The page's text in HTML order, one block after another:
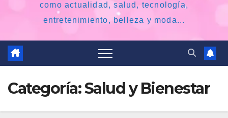
como actualidad, salud, tecnología,
entretenimiento, belleza y moda...
Categoría:Salud y Bienestar